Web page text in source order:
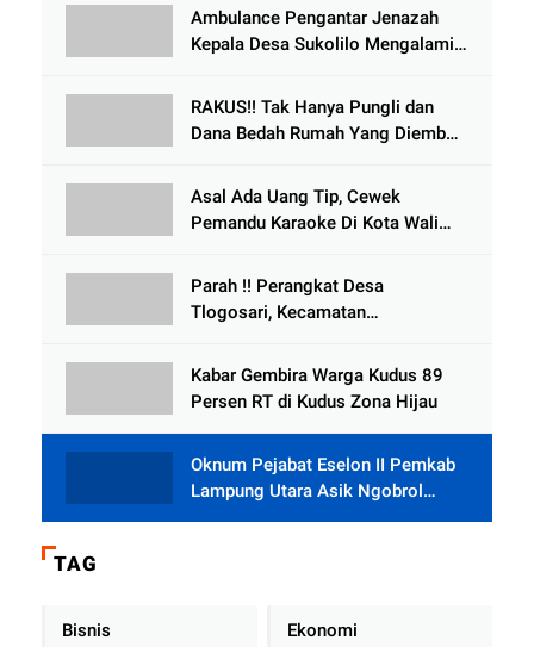
Ambulance Pengantar Jenazah
Kepala Desa Sukolilo Mengalami
Meninggal Dunia
RAKUS!! Tak Hanya Pungli dan
Dana Bedah Rumah Yang Diembat,
Tlogowungu, di Duga
Selewengkan Bantuan Mushola
Asal Ada Uang Tip, Cewek
Pemandu Karaoke Di Kota Wali
Parah !! Perangkat Desa
Tlogosari, Kecamatan
Rumah dari BAZNAS
Kabar Gembira Warga Kudus 89
Persen RT di Kudus Zona Hijau
Oknum Pejabat Eselon II Pemkab
Lampung Utara Asik Ngobrol
Dengan Teman Kencan Wanitanya
TAG
Bisnis Ekonomi